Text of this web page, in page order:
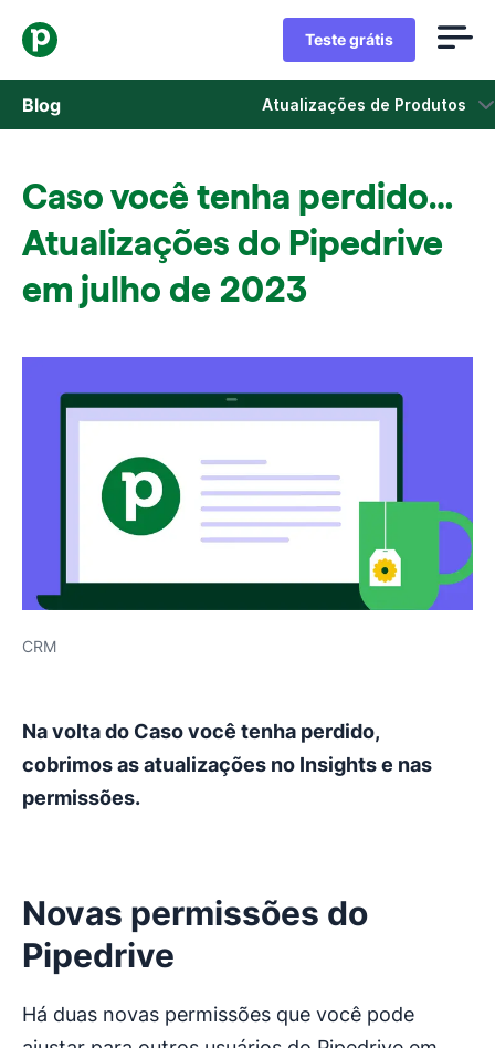
Teste grátis
Blog Atualizações de Produtos
Marketing
Atualizações de Produtos
Caso você tenha perdido…
Atualizações do Pipedrive
em julho de 2023
CRM
Na volta do Caso você tenha perdido,
cobrimos as atualizações no Insights e nas
permissões.
Novas permissões do
Pipedrive
Há duas novas permissões que você pode